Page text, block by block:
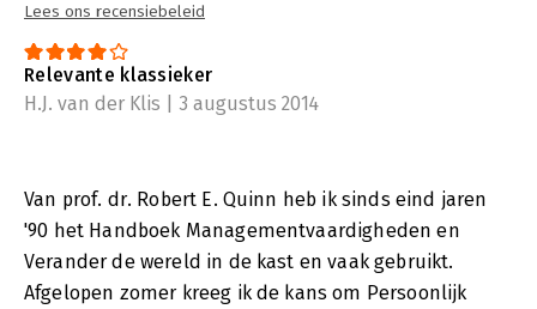
Lees ons recensiebeleid
Relevante klassieker
H.J. van der Klis | 3 augustus 2014
Van prof. dr. Robert E. Quinn heb ik sinds eind jaren
'90 het Handboek Managementvaardigheden en
Verander de wereld in de kast en vaak gebruikt.
Afgelopen zomer kreeg ik de kans om Persoonlijk